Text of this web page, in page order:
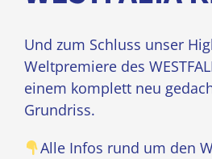
Und zum Schluss unser
Weltpremiere des
einem komplett neu
Grundriss.
Alle Infos rund um den